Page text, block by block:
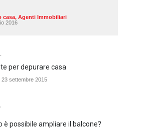
casa, Agenti Immobiliari
2016
per depurare casa
23 settembre 2015
è possibile ampliare il balcone?